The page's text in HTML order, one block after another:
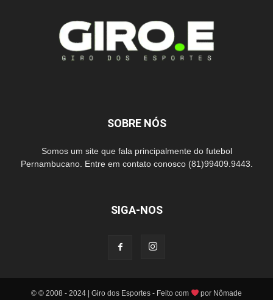
SOBRE NÓS
Somos um site que fala principalmente do futebol
Pernambucano. Entre em contato conosco (81)99409.9443.
SIGA-NOS
© © 2008 - 2024 | Giro dos Esportes - Feito com por Nômade